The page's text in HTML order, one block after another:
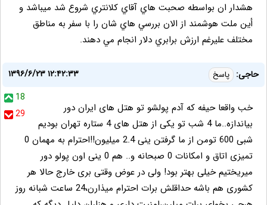
هشدار ان بواسطه صحبت هاي آقاي كلانتري شروع شد ميباشد و
أين ملت هوشمند از الان بررسي هاي شان را با سفر به مناطق
مختلف عليرغم ارزش برابري دلار انجام مي دهند.
حاجی: پاسخ
۱۳۹۶/۶/۲۳ ۱۲:۴۲:۳۳
18
29
خب واقعا حیفه که آدم پولشو تو هتل های ایران دور
بیاندازه..ما 4 شب تو یکی از هتل های 4 ستاره تهران بودیم
شبی 600 تومن از ما گرفتن ینی 2.4 میلیون!!احترام به مهمان 0
تمیزی اتاق و امکانات 0 صبحانه و.. هم 0 ینی اون پولو دور
میریختیم خیلی بهتر بود! ولی در عوض وقتی بری خارج حالا هر
کشوری هم باشه حداقلش برات احترام میذارن،24 ساعت شبانه روز